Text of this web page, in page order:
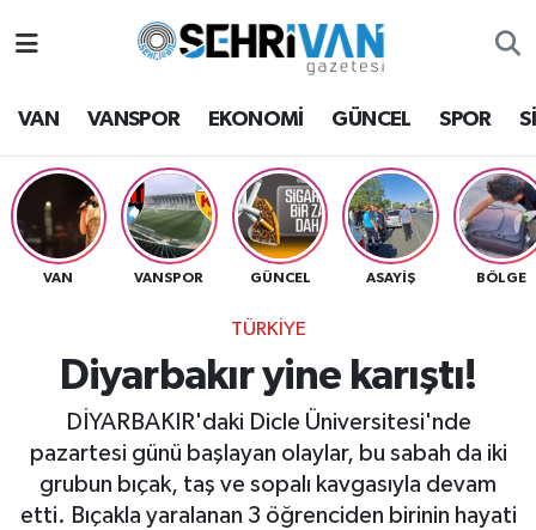
VAN VANSPOR EKONOMİ GÜNCEL SPOR
VAN VANSPOR GÜNCEL ASAYİŞ BÖLGE
TÜRKİYE
Diyarbakır yine karıştı!
DİYARBAKIR'daki Dicle Üniversitesi'nde
pazartesi günü başlayan olaylar, bu sabah da iki
grubun bıçak, taş ve sopalı kavgasıyla devam
etti. Bıçakla yaralanan 3 öğrenciden birinin hayati
Van Hava Durumu
VAN Namaz Vakitleri
Van Trafik Yoğunluk Haritası
Süper Lig Puan Durumu ve Fikstür
Tüm Manşetler
Son Dakika Haberleri
Haber Arşivi